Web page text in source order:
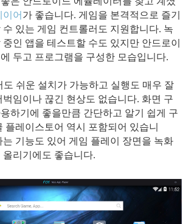
이어 가 좋습니다. 게임을 본격적으로 즐기
수 있는 게임 컨트롤러도 지원합니다. 녹
인 앱을 테스트할 수도 있지만 안드로이
두고 프로그램을 구성한 모습입니다.
도 쉬운 설치가 가능하고 실행도 매우 잘
벅임이나 끊긴 현상도 없습니다. 화면 구
하기에 좋을만큼 간단하고 알기 쉽게 구
플레이스토어 역시 포함되어 있습니
는 기능도 있어 게임 플레이 장면을 녹화
리기에도 좋습니다.